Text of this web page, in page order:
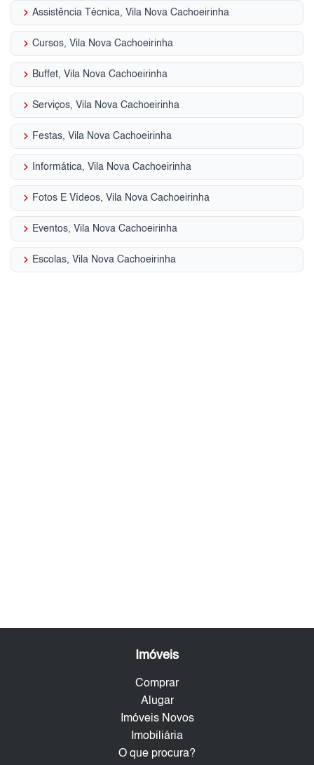
keyboard_arrow_right Assistência Técnica, Vila Nova Cachoeirinha
keyboard_arrow_right Cursos, Vila Nova Cachoeirinha
keyboard_arrow_right Buffet, Vila Nova Cachoeirinha
keyboard_arrow_right Serviços, Vila Nova Cachoeirinha
keyboard_arrow_right Festas, Vila Nova Cachoeirinha
keyboard_arrow_right Informática, Vila Nova Cachoeirinha
keyboard_arrow_right Fotos E Vídeos, Vila Nova Cachoeirinha
keyboard_arrow_right Eventos, Vila Nova Cachoeirinha
keyboard_arrow_right Escolas, Vila Nova Cachoeirinha
Imóveis
Comprar
Alugar
Imóveis Novos
Imobiliária
O que procura?